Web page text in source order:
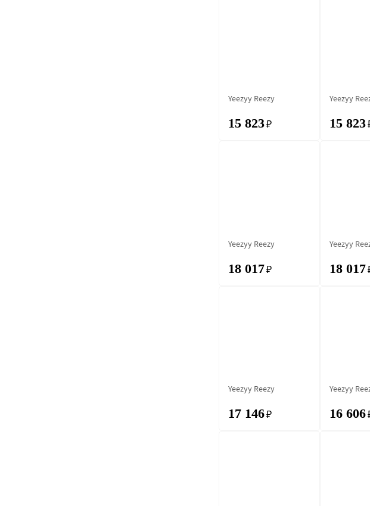
Yeezyy Reezy
15 823₽
Yeezyy
15 823
Yeezyy Reezy
18 017₽
Yeezyy
18 017
Yeezyy Reezy
17 146₽
Yeezyy
16 606